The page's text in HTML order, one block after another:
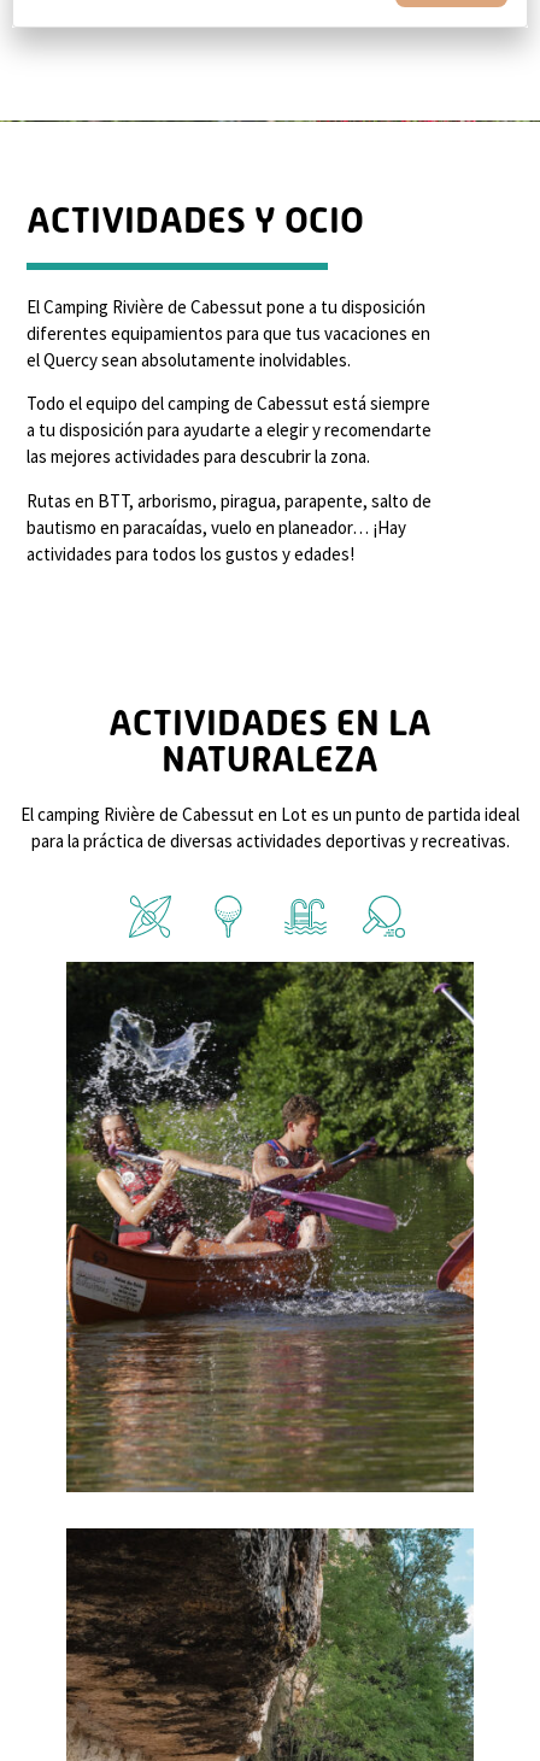
ACTIVIDADES Y OCIO
El Camping Rivière de Cabessut pone a tu disposición
diferentes equipamientos para que tus vacaciones en
el Quercy sean absolutamente inolvidables.
Todo el equipo del camping de Cabessut está siempre
a tu disposición para ayudarte a elegir y recomendarte
las mejores actividades para descubrir la zona.
Rutas en BTT, arborismo, piragua, parapente, salto de
bautismo en paracaídas, vuelo en planeador… ¡Hay
actividades para todos los gustos y edades!
ACTIVIDADES EN LA
NATURALEZA
El camping Rivière de Cabessut en Lot es un punto de partida ideal
para la práctica de diversas actividades deportivas y recreativas.